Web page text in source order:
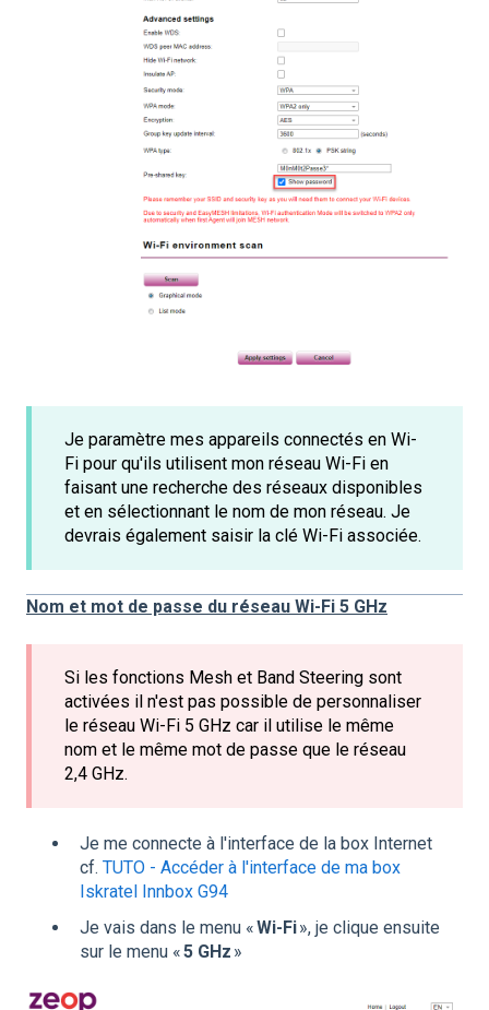
Je paramètre mes appareils connectés en Wi-
Fi pour qu'ils utilisent mon réseau Wi-Fi en
faisant une recherche des réseaux disponibles
et en sélectionnant le nom de mon réseau. Je
devrais également saisir la clé Wi-Fi associée.
Nom et mot de passe du réseau Wi-Fi 5 GHz
Si les fonctions Mesh et Band Steering sont
activées il n'est pas possible de personnaliser
le réseau Wi-Fi 5 GHz car il utilise le même
nom et le même mot de passe que le réseau
2,4 GHz.
Je me connecte à l'interface de la box Internet
cf. TUTO - Accéder à l'interface de ma box
Iskratel Innbox G94
Je vais dans le menu «Wi-Fi», je clique ensuite
sur le menu «5 GHz »